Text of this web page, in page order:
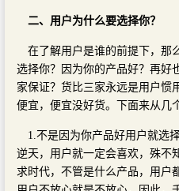
二、用户为什么要选择你？
在了解用户是谁的前提下，那
选择你？因为你的产品好？再好
家保证？货比三家永远是用户惯
便宜，便宜没好货。下面来从几
1.不是因为你产品好用户就选
逆天，用户就一定会喜欢，殊不
求时代，不管是什么产品，用户